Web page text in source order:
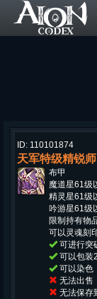
ID: 110101874
天军特级精锐
布甲
魔道星61级
精灵星61级
吟游星61级
限制持有物
可以灵魂刻
可进行突
可以包装
可以染色
无法出售
无法保存